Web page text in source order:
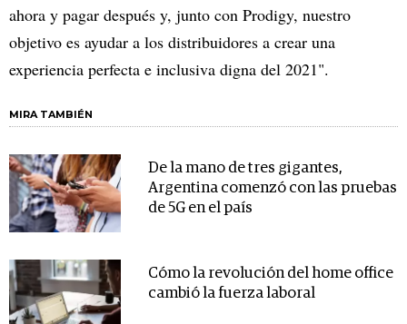
ahora y pagar después y, junto con Prodigy, nuestro
objetivo es ayudar a los distribuidores a crear una
experiencia perfecta e inclusiva digna del 2021".
MIRA TAMBIÉN
De la mano de tres gigantes,
Argentina comenzó con las pruebas
de 5G en el país
Cómo la revolución del home office
cambió la fuerza laboral